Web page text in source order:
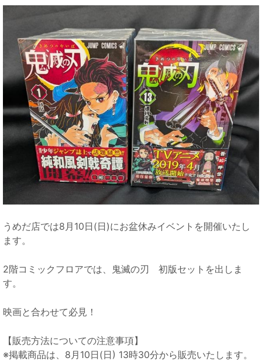
うめだ店では8月10日(日)にお盆休みイベントを開催いたし
ます。
2階コミックフロアでは、鬼滅の刃 初版セットを出しま
す。
映画と合わせて必見！
【販売方法についての注意事項】
※掲載商品は、8月10日(日) 13時30分から販売いたします。